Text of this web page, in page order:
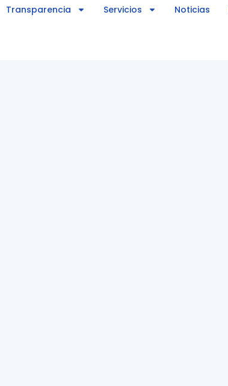
Transparencia Servicios Noticias